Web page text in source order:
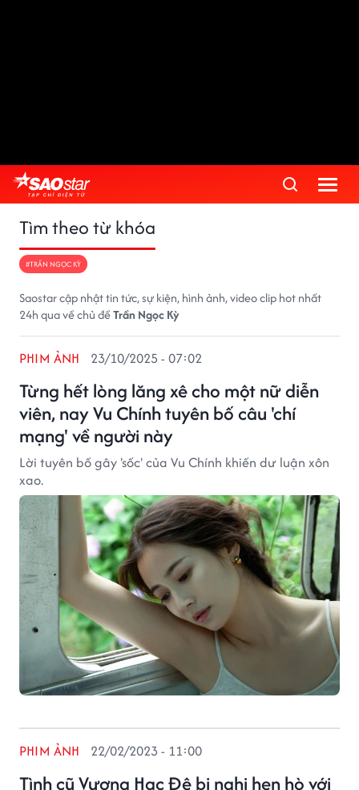
Tìm theo từ khóa
#TRẦN NGỌC KỲ
Saostar cập nhật tin tức, sự kiện, hình ảnh, video clip hot nhất
24h qua về chủ đềTrần Ngọc Kỳ
Từng hết lòng lăng xê cho một nữ diễn
viên, nay Vu Chính tuyên bố câu 'chí
mạng' về người này
PHIM ẢNH 23/10/2025 - 07:02
Lời tuyên bố gây 'sốc' của Vu Chính khiến dư luận xôn
xao.
Tình cũ Vương Hạc Đệ bị nghi hẹn hò với
PHIM ẢNH 22/02/2023 - 11:00